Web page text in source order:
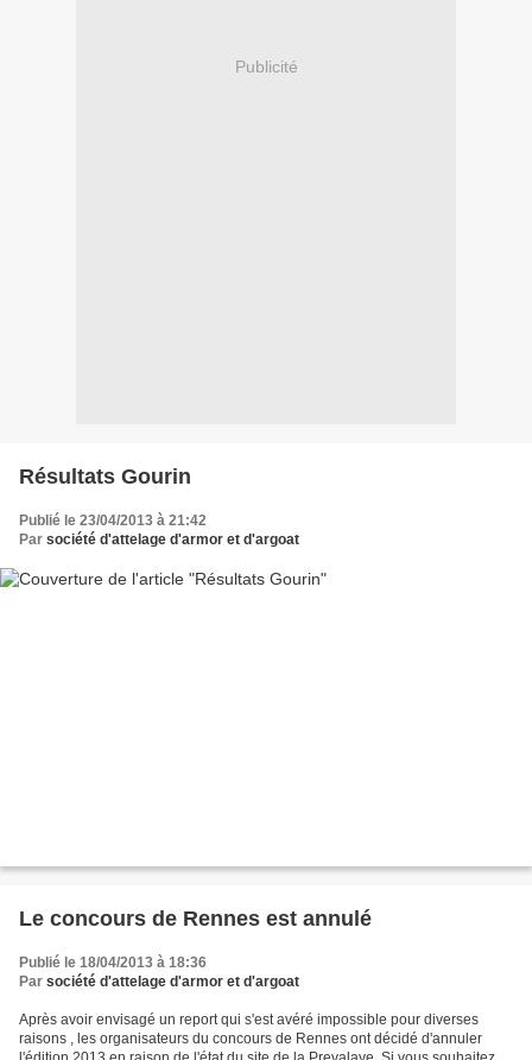
Publicité
Résultats Gourin
Publié le 23/04/2013 à 21:42
Par société d'attelage d'armor et d'argoat
Le concours de Rennes est annulé
Publié le 18/04/2013 à 18:36
Par société d'attelage d'armor et d'argoat
Après avoir envisagé un report qui s'est avéré impossible pour diverses
raisons , les organisateurs du concours de Rennes ont décidé d'annuler